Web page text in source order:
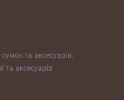
та аксесуарів.
та аксесуарів